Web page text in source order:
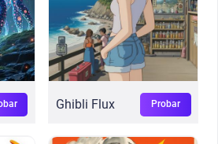
Ghibli Flux Probar